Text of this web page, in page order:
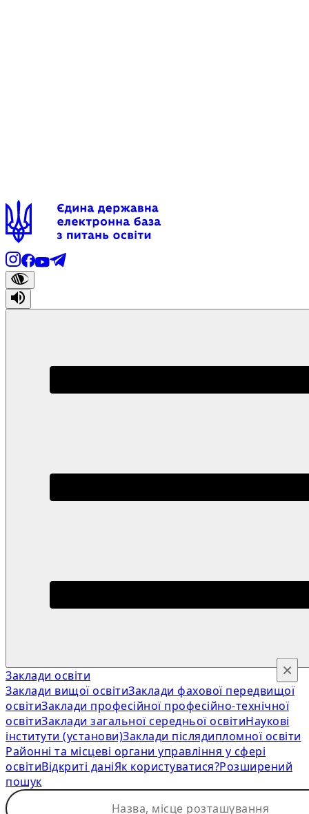
Заклади освіти
Заклади вищої освітиЗаклади фахової передвищої
освітиЗаклади професійної професійно-технічної
освітиЗаклади загальної середньої освітиНаукові
інститути (установи)Заклади післядипломної освіти
Районні та місцеві органи управління у сфері
освітиВідкриті даніЯк користуватися?Розширений
пошук
×